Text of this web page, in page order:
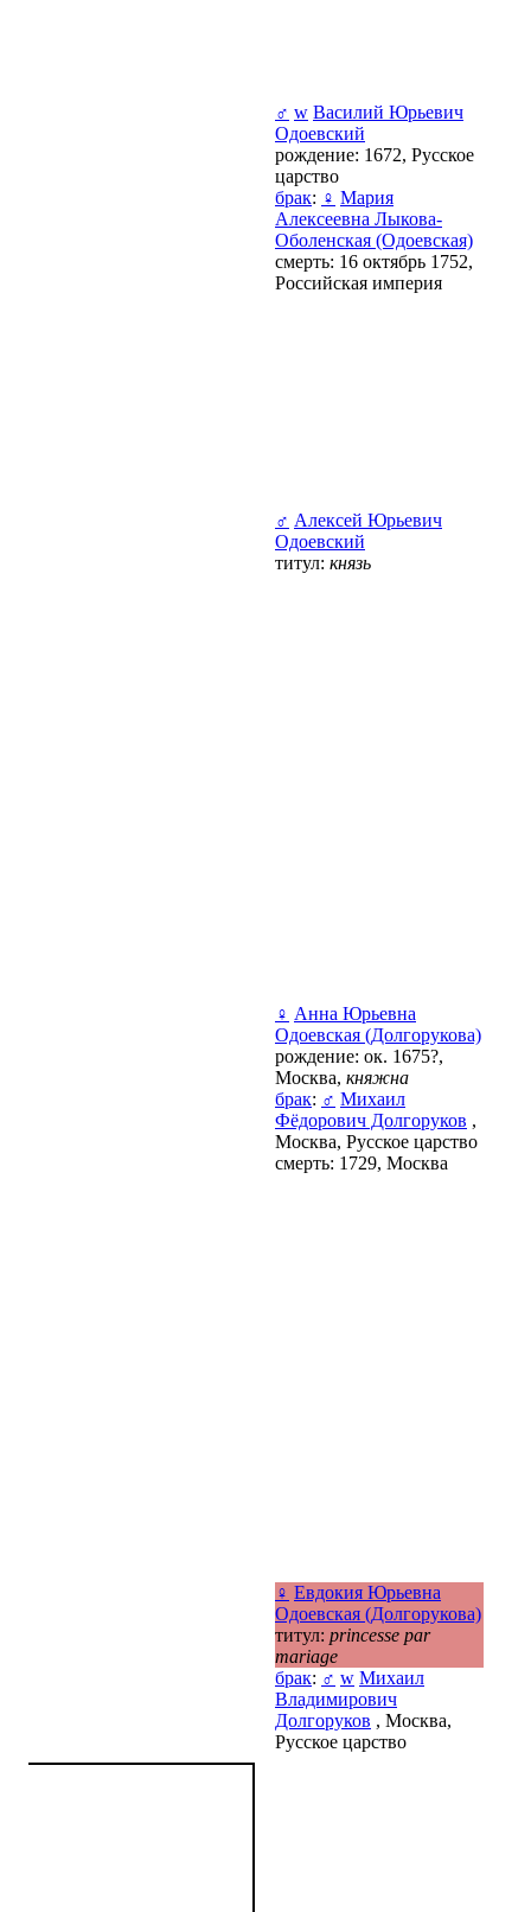
♂ w Василий Юрьевич
Одоевский
рождение: 1672, Русское
царство
брак: ♀ Мария
Алексеевна Лыкова-
Оболенская (Одоевская)
смерть: 16 октябрь 1752,
Российская империя
♂ Алексей Юрьевич
Одоевский
титул: князь
♀ Анна Юрьевна
Одоевская (Долгорукова)
рождение: ок. 1675?,
Москва, княжна
брак: ♂ Михаил
Фёдорович Долгоруков ,
Москва, Русское царство
смерть: 1729, Москва
♀ Евдокия Юрьевна
Одоевская (Долгорукова)
титул: princesse par
mariage
брак: ♂ w Михаил
Владимирович
Долгоруков , Москва,
Русское царство